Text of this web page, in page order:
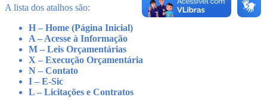
A lista dos atalhos são:
H – Home (Página Inicial)
A – Acesse à Informação
M – Leis Orçamentárias
X – Execução Orçamentária
N – Contato
I – E-Sic
L – Licitações e Contratos